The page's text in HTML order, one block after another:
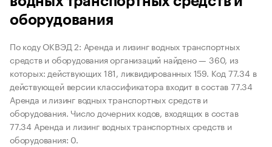
оборудования
По коду ОКВЭД 2: Аренда и лизинг водных транспортных
средств и оборудования организаций найдено — 360, из
которых: действующих 181, ликвидированных 159. Код 77.34 в
действующей версии классификатора входит в состав 77.34
Аренда и лизинг водных транспортных средств и
оборудования. Число дочерних кодов, входящих в состав
77.34 Аренда и лизинг водных транспортных средств и
оборудования: 0.